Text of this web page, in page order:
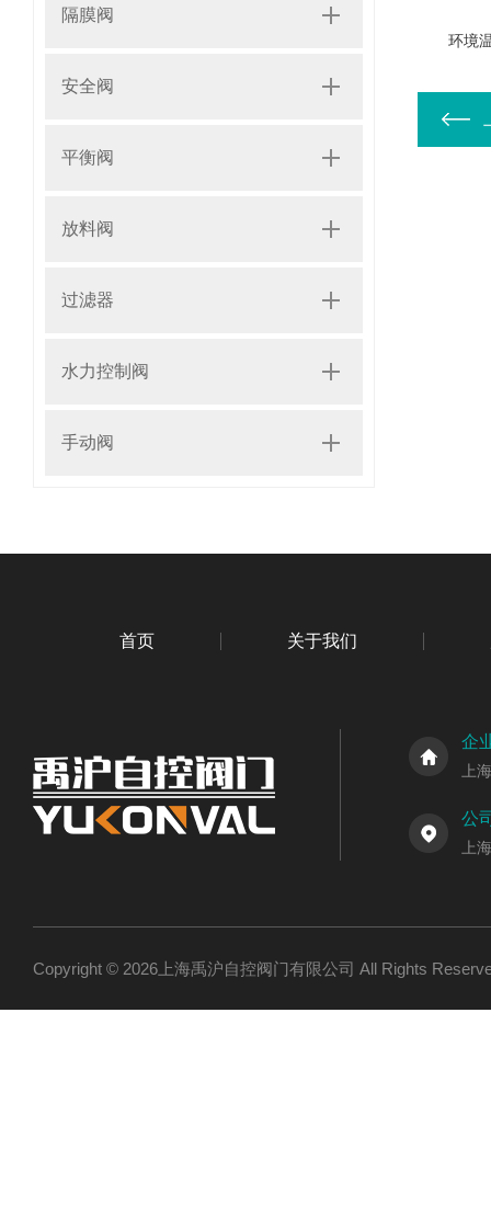
隔膜阀
安全阀
平衡阀
放料阀
过滤器
水力控制阀
手动阀
环境温
首页 关于我们
企
上
公
上
Copyright © 2026上海禹沪自控阀门有限公司 All Rights